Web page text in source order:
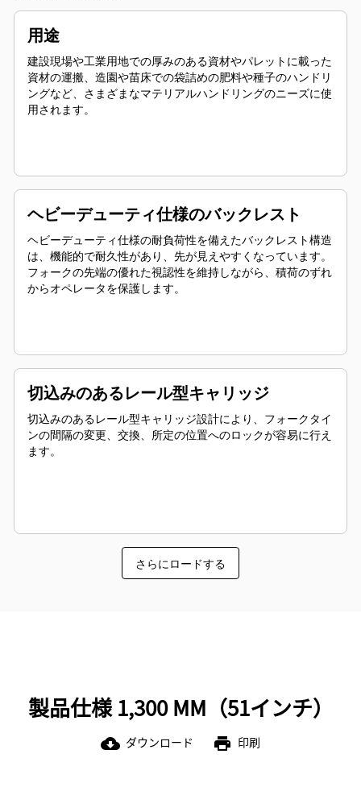
用途
建設現場や工業用地での厚みのある資材やパレットに載った
資材の運搬、造園や苗床での袋詰めの肥料や種子のハンドリ
ングなど、さまざまなマテリアルハンドリングのニーズに使
用されます。
ヘビーデューティ仕様のバックレスト
ヘビーデューティ仕様の耐負荷性を備えたバックレスト構造
は、機能的で耐久性があり、先が見えやすくなっています。
フォークの先端の優れた視認性を維持しながら、積荷のずれ
からオペレータを保護します。
切込みのあるレール型キャリッジ
切込みのあるレール型キャリッジ設計により、フォークタイ
ンの間隔の変更、交換、所定の位置へのロックが容易に行え
ます。
さらにロードする
製品仕様 1,300 MM（51インチ）
cloud_download ダウンロード print 印刷